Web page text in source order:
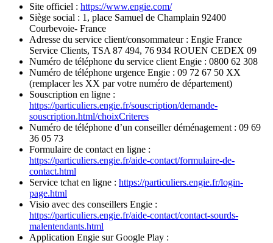
Site officiel : https://www.engie.com/
Siège social : 1, place Samuel de Champlain 92400
Courbevoie- France
Adresse du service client/consommateur : Engie France
Service Clients, TSA 87 494, 76 934 ROUEN CEDEX 09
Numéro de téléphone du service client Engie : 0800 62 308
Numéro de téléphone urgence Engie : 09 72 67 50 XX
(remplacer les XX par votre numéro de département)
Souscription en ligne :
https://particuliers.engie.fr/souscription/demande-
souscription.html/choixCriteres
Numéro de téléphone d’un conseiller déménagement : 09 69
36 05 73
Formulaire de contact en ligne :
https://particuliers.engie.fr/aide-contact/formulaire-de-
contact.html
Service tchat en ligne : https://particuliers.engie.fr/login-
page.html
Visio avec des conseillers Engie :
https://particuliers.engie.fr/aide-contact/contact-sourds-
malentendants.html
Application Engie sur Google Play :